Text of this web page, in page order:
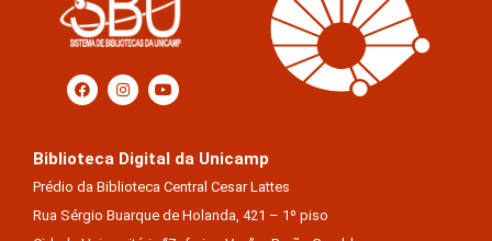
Biblioteca Digital da Unicamp
Prédio da Biblioteca Central Cesar Lattes
Rua Sérgio Buarque de Holanda, 421 – 1º piso